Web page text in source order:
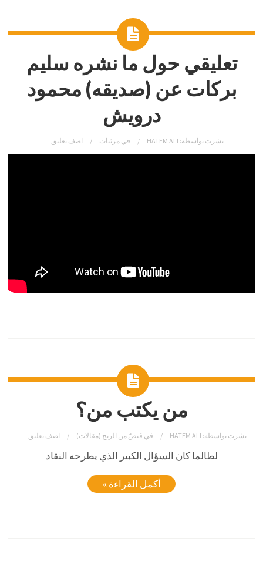
تعليقي حول ما نشره سليم
بركات عن (صديقه) محمود
درويش
نشرت بواسطة: HATEM ALI في مرئيات اضف تعليق
من يكتب من؟
نشرت بواسطة: HATEM ALI في قبضٌ من الريح (مقالات) اضف تعليق
لطالما كان السؤال الكبير الذي يطرحه النقاد
أكمل القراءة »